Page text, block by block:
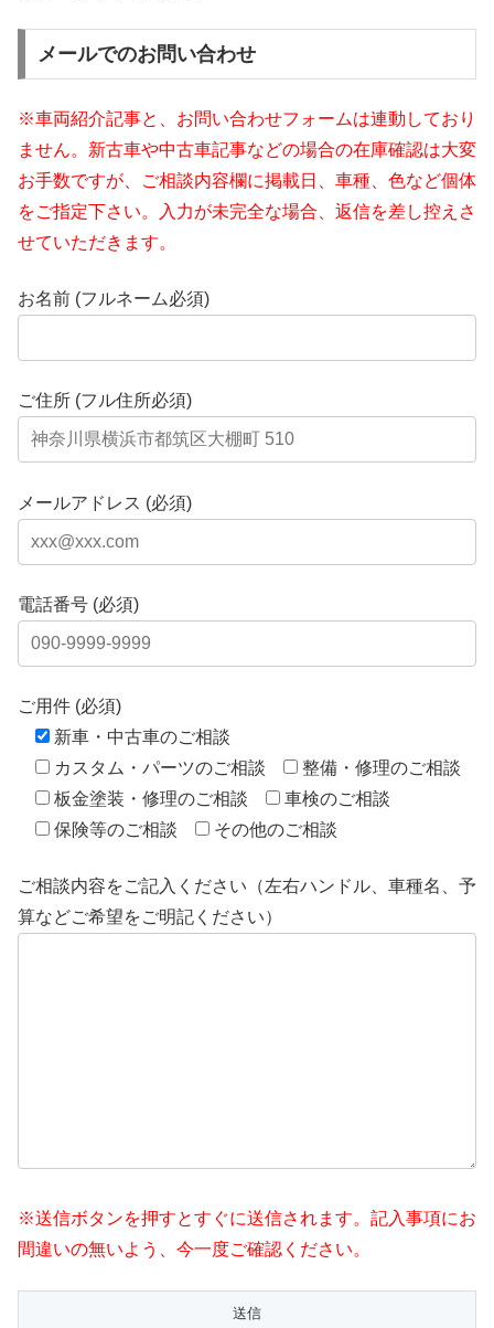
メールでのお問い合わせ
※車両紹介記事と、お問い合わせフォームは連動しており
ません。新古車や中古車記事などの場合の在庫確認は大変
お手数ですが、ご相談内容欄に掲載日、車種、色など個体
をご指定下さい。入力が未完全な場合、返信を差し控えさ
せていただきます。
お名前 (フルネーム必須)
ご住所 (フル住所必須)
メールアドレス (必須)
電話番号 (必須)
ご用件 (必須)
新車・中古車のご相談
カスタム・パーツのご相談
整備・修理のご相談
板金塗装・修理のご相談
車検のご相談
保険等のご相談
その他のご相談
ご相談内容をご記入ください（左右ハンドル、車種名、予
算などご希望をご明記ください）
※送信ボタンを押すとすぐに送信されます。記入事項にお
間違いの無いよう、今一度ご確認ください。